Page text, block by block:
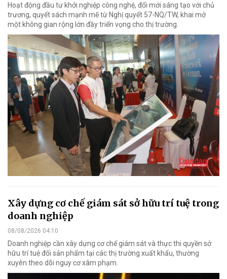
Hoạt động đầu tư khởi nghiệp công nghệ, đổi mới sáng tạo với chủ
trương, quyết sách mạnh mẽ từ Nghị quyết 57-NQ/TW, khai mở
một không gian rộng lớn đầy triển vọng cho thị trường.
Xây dựng cơ chế giám sát sở hữu trí tuệ trong
doanh nghiệp
08/08/2026 04:10
Doanh nghiệp cần xây dựng cơ chế giám sát và thực thi quyền sở
hữu trí tuệ đối sản phẩm tại các thị trường xuất khẩu, thường
xuyên theo dõi nguy cơ xâm phạm.